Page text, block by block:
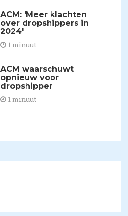
ACM: 'Meer klachten
over dropshippers in
2024'
1 minuut
ACM waarschuwt
opnieuw voor
dropshipper
1 minuut